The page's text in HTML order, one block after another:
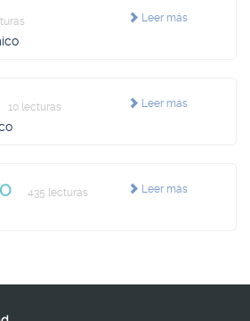
Leer más
Leer más
10 lecturas
Leer más
435 lecturas